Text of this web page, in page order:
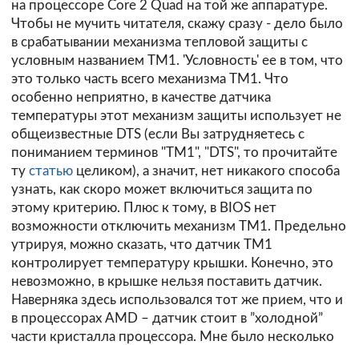
на процессоре Core 2 Quad на той же аппаратуре.
Чтобы не мучить читателя, скажу сразу - дело было
в срабатывании механизма тепловой защиты с
условным названием TM1. 'Условность' ее в том, что
это только часть всего механизма TM1. Что
особенно неприятно, в качестве датчика
температуры этот механизм защиты использует не
общеизвестные DTS (если Вы затрудняетесь с
пониманием терминов "TM1", "DTS", то прочитайте
ту статью целиком), а значит, нет никакого способа
узнать, как скоро может включиться защита по
этому критерию. Плюс к тому, в BIOS нет
возможности отключить механизм TM1. Предельно
утрируя, можно сказать, что датчик TM1
контролирует температуру крышки. Конечно, это
невозможно, в крышке нельзя поставить датчик.
Наверняка здесь использовался тот же прием, что и
в процессорах AMD – датчик стоит в ”холодной”
части кристалла процессора. Мне было несколько